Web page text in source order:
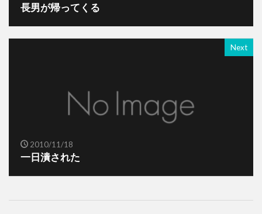
長男が帰ってくる
Next
2010/11/18
一日潰された